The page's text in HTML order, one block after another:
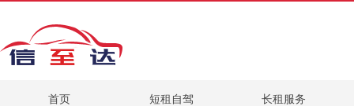
首页 短租自驾 长租服务